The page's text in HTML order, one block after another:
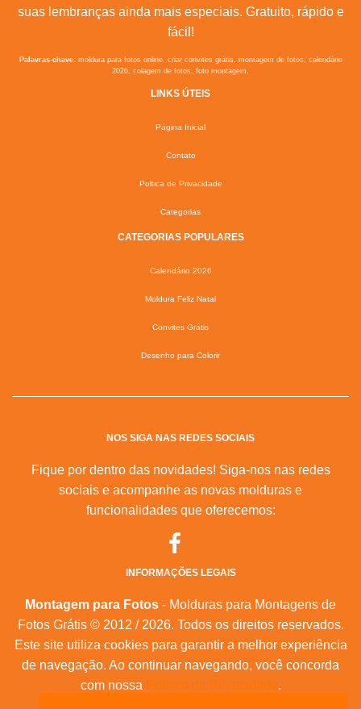
suas lembranças ainda mais especiais. Gratuito, rápido e
fácil!
Palavras-chave:moldura para fotos online, criar convites grátis, montagem de fotos, calendário
2026, colagem de fotos, foto montagem.
LINKS ÚTEIS
Página Inicial
Contato
Poltica de Privacidade
Categorias
CATEGORIAS POPULARES
Calendário 2026
Moldura Feliz Natal
Convites Grátis
Desenho para Colorir
NOS SIGA NAS REDES SOCIAIS
Fique por dentro das novidades! Siga-nos nas redes
sociais e acompanhe as novas molduras e
funcionalidades que oferecemos:
INFORMAÇÕES LEGAIS
Montagem para Fotos - Molduras para Montagens de
Fotos Grátis © 2012 / 2026. Todos os direitos reservados.
Este site utiliza cookies para garantir a melhor experiência
de navegação. Ao continuar navegando, você concorda
com nossa Política de Privacidade.